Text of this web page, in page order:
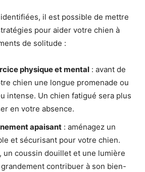
il est possible de mettre
pour aider votre chien à
de solitude :
physique et mental : avant de
chien une longue promenade ou
intense. Un chien fatigué sera plus
en votre absence.
apaisant : aménagez un
et sécurisant pour votre chien.
un coussin douillet et une lumière
contribuer à son bien-